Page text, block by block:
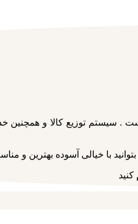
. سیستم توزیع کالا و
با خیالی آسوده بهترین و